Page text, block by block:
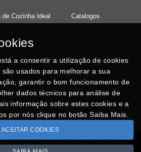
Cozinha Ideal Catalogos
à taxa em vigor e são exclusivos da loja online
a consentir a utilização de cookies
usados para melhorar a sua
garantir o bom funcionamento de
dados técnicos para análise de
informação sobre estes cookies e a
por nós clique no botão Saiba Mais.
ACEITAR COOKIES